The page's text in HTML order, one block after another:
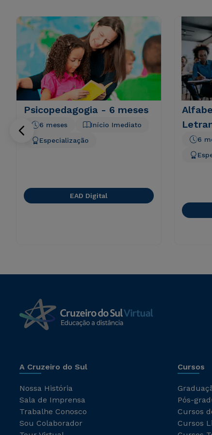
Psicopedagogia - 6 meses
Início Imediato
6 meses
Especialização
EAD Digital
6
A Cruzeiro do Sul
Nossa História
Sala de Imprensa
Trabalhe Conosco
Sou Colaborador
Cursos
Pós-
Cursos
Cursos